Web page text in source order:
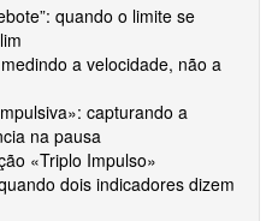
quando o limite se
a velocidade, não a
capturando a
na pausa
«Triplo Impulso»
dois indicadores dizem